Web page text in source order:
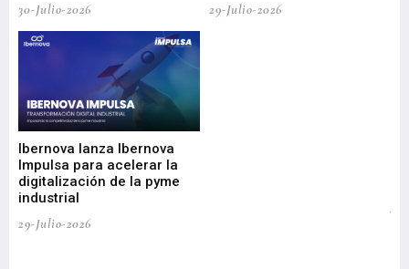
30-Julio-2026
29-Julio-2026
Ibernova lanza Ibernova
Impulsa para acelerar la
digitalización de la pyme
industrial
29-Julio-2026